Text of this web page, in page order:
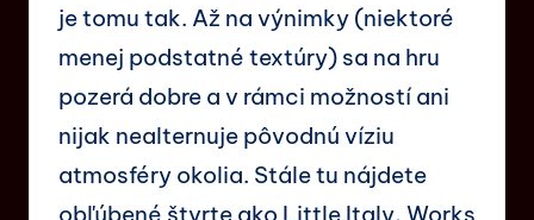
je tomu tak. Až na výnimky (niektoré
menej podstatné textúry) sa na hru
pozerá dobre a v rámci možností ani
nijak nealternuje pôvodnú víziu
atmosféry okolia. Stále tu nájdete
obľúbené štvrte ako Little Italy, Works